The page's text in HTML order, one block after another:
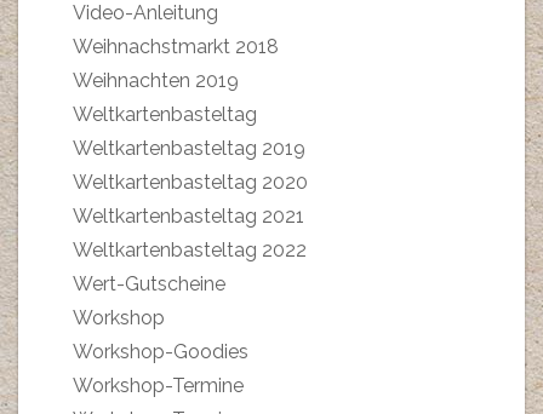
Video-Anleitung
Weihnachstmarkt 2018
Weihnachten 2019
Weltkartenbasteltag
Weltkartenbasteltag 2019
Weltkartenbasteltag 2020
Weltkartenbasteltag 2021
Weltkartenbasteltag 2022
Wert-Gutscheine
Workshop
Workshop-Goodies
Workshop-Termine